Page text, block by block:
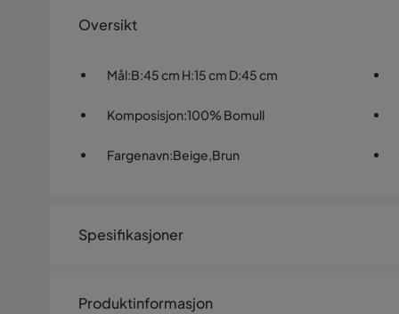
Oversikt
Mål:B:45 cm H:15 cm D:45 cm
Komposisjon:100% Bomull
Fargenavn:Beige,Brun
Spesifikasjoner
Størrelse
Produktinformasjon